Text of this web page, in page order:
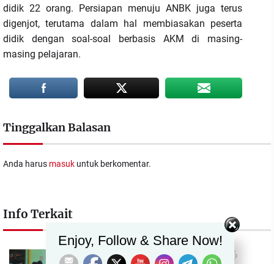
didik 22 orang. Persiapan menuju ANBK juga terus
digenjot, terutama dalam hal membiasakan peserta
didik dengan soal-soal berbasis AKM di masing-
masing pelajaran.
Tinggalkan Balasan
Anda harus masuk untuk berkomentar.
Info Terkait
Rayakan Idul Adha, SMPN 16
Enjoy, Follow & Share Now!